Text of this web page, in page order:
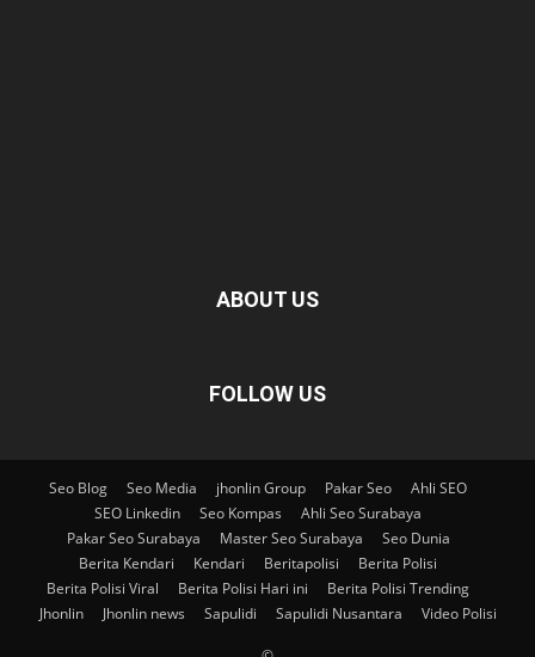
ABOUT US
FOLLOW US
Seo Blog Seo Media jhonlin Group Pakar Seo
Ahli SEO
SEO Linkedin
Seo Kompas
Ahli Seo Surabaya
Pakar Seo Surabaya
Master Seo Surabaya
Seo Dunia
Berita Kendari
Kendari Beritapolisi
Berita Polisi
Berita Polisi Viral
Berita Polisi Hari ini
Berita Polisi Trending
Jhonlin
Jhonlin news Sapulidi Sapulidi Nusantara Video Polisi